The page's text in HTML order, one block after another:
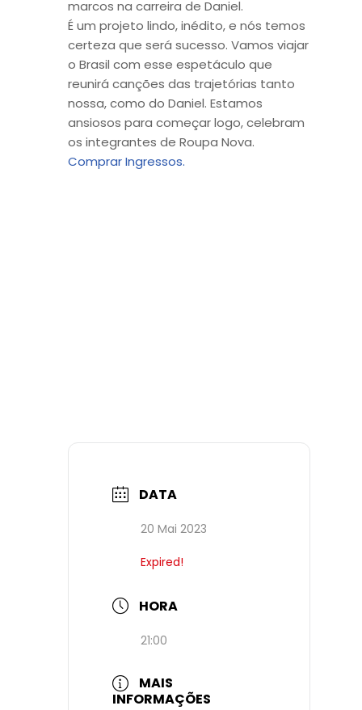
marcos na carreira de Daniel.
É um projeto lindo, inédito, e nós temos
certeza que será sucesso. Vamos viajar
o Brasil com esse espetáculo que
reunirá canções das trajetórias tanto
nossa, como do Daniel. Estamos
ansiosos para começar logo, celebram
os integrantes de Roupa Nova.
Comprar Ingressos.
DATA
20 Mai 2023
Expired!
HORA
21:00
MAIS
INFORMAÇÕES